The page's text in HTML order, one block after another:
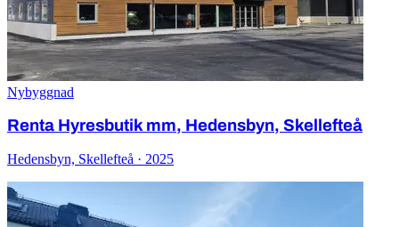
Nybyggnad
Renta Hyresbutik mm, Hedensbyn, Skellefteå
Hedensbyn, Skellefteå · 2025